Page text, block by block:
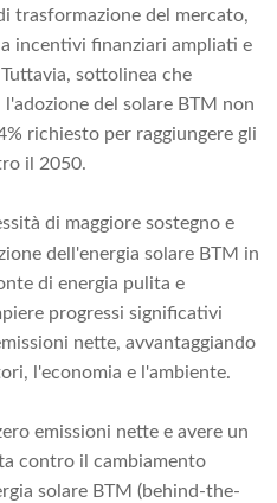
trasformazione del mercato,
incentivi finanziari ampliati e
sottolinea che
del solare BTM non
richiesto per raggiungere gli
il 2050.
di maggiore sostegno e
dell'energia solare BTM in
di energia pulita e
progressi significativi
nette, avvantaggiando
l'economia e l'ambiente.
emissioni nette e avere un
contro il cambiamento
solare BTM (behind-the-